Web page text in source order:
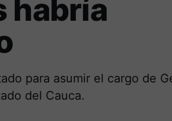
habría
para asumir el cargo de
del Cauca.